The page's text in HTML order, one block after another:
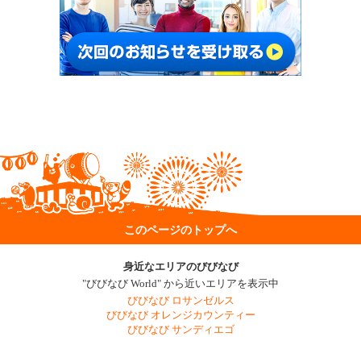
このページのトップへ
身近なエリアのびびなび
"びびなび World" から近いエリアを表示中
びびなび ロサンゼルス
びびなび オレンジカウンティー
びびなび サンディエゴ